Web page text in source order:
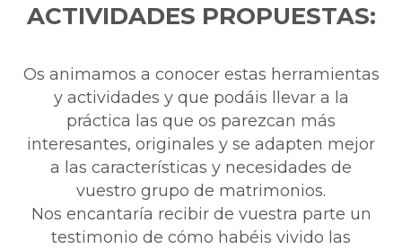
ACTIVIDADES PROPUESTAS:
Os animamos a conocer estas herramientas
y actividades y que podáis llevar a la
práctica las que os parezcan más
interesantes, originales y se adapten mejor
a las características y necesidades de
vuestro grupo de matrimonios.
Nos encantaría recibir de vuestra parte un
testimonio de cómo habéis vivido las